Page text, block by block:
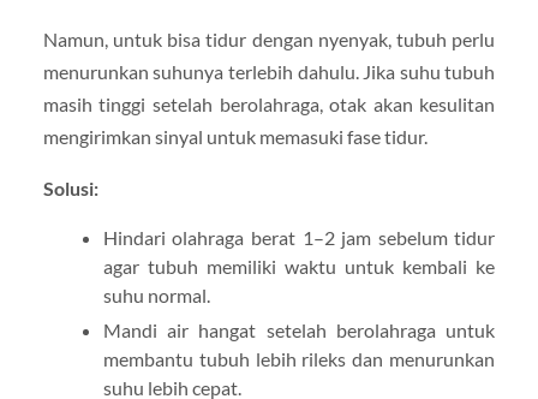
Namun, untuk bisa tidur dengan nyenyak, tubuh perlu
menurunkan suhunya terlebih dahulu. Jika suhu tubuh
masih tinggi setelah berolahraga, otak akan kesulitan
mengirimkan sinyal untuk memasuki fase tidur.
Solusi:
Hindari olahraga berat 1–2 jam sebelum tidur
agar tubuh memiliki waktu untuk kembali ke
suhu normal.
Mandi air hangat setelah berolahraga untuk
membantu tubuh lebih rileks dan menurunkan
suhu lebih cepat.